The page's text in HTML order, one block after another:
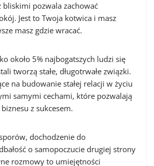
bliskimi pozwala zachować
Jest to Twoja kotwica i masz
masz gdzie wracać.
około 5% najbogatszych ludzi się
tworzą stałe, długotrwałe związki.
na budowanie stałej relacji w życiu
samymi cechami, które pozwalają
z sukcesem.
dochodzenie do
o samopoczucie drugiej strony
rozmowy to umiejętności